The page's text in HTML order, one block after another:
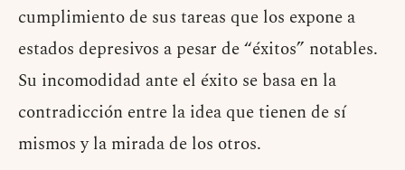
cumplimiento de sus tareas que los expone a
estados depresivos a pesar de “éxitos” notables.
Su incomodidad ante el éxito se basa en la
contradicción entre la idea que tienen de sí
mismos y la mirada de los otros.